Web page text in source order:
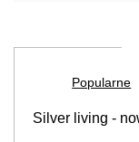
Popularne
Silver living -